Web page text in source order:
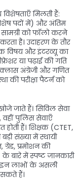
मिलती हैं:
पदों में) और अंतिम
को फॉलो करने
है। उदाहरण के तौर
विषय और इंटरव्यू का
या पढ़ाई की गति
क्लास अंग्रेजी और गणित
की परीक्षा पैटर्न को
जाते हैं। सिविल सेवा
वहीं पुलिस सेवाएँ
होती हैं। शिक्षक (CTET,
संख्या में स्थायी
प्रमोशन की
बारे में स्पष्ट जानकारी
इन लाभों के असली
हैं।